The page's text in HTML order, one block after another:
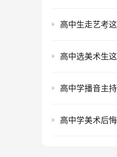
高中生走艺考
高中选美术生
高中学播音主
高中学美术后